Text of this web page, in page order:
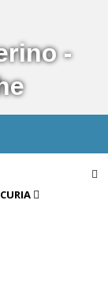
-
CURIA